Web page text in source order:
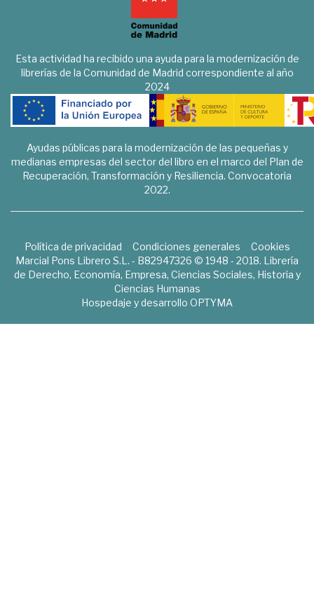
Esta actividad ha recibido una ayuda para la modernización de
librerías de la Comunidad de Madrid correspondiente al año
2024
Ayudas públicas para la modernización de las pequeñas y
medianas empresas del sector del libro en el marco del Plan de
Recuperación, Transformación y Resiliencia. Convocatoria
2022.
Política de privacidad Condiciones generales
Cookies
Marcial Pons Librero S.L. - B82947326 © 1948 - 2018. Librería
de Derecho, Economía, Empresa, Ciencias Sociales, Historia y
Ciencias Humanas
Hospedaje y desarrollo OPTYMA